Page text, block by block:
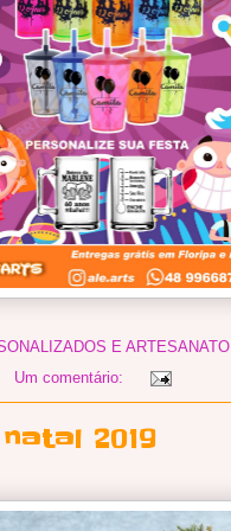
E ARTESANATO
Um comentário:
2019